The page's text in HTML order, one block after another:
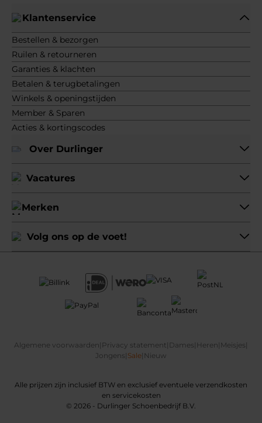
Klantenservice
Bestellen & bezorgen
Ruilen & retourneren
Garanties & klachten
Betalen & terugbetalingen
Winkels & openingstijden
Member & Sparen
Acties & kortingscodes
Over Durlinger
Vacatures
Merken
Volg ons op de voet!
Algemene voorwaarden Privacy statement Dames Heren Meisjes
Jongens Sale Nieuw
Alle prijzen zijn inclusief BTW en exclusief eventuele verzendkosten
en servicekosten
© 2026 - Durlinger Schoenbedrijf B.V.